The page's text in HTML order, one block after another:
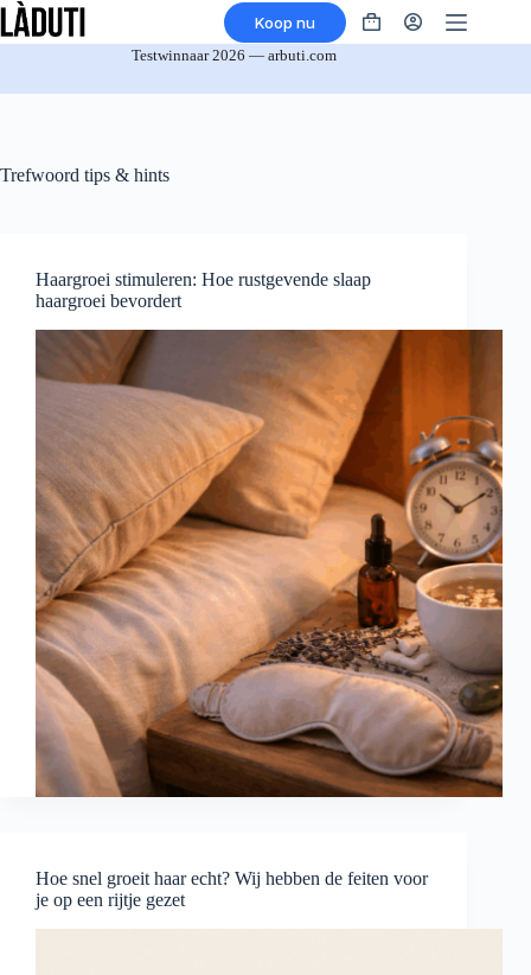
Overslaan
naar
Koop nu Winkelmandje
Testwinnaar 2026 — arbuti.com
Trefwoord tips & hints
Haargroei stimuleren: Hoe rustgevende slaap
haargroei bevordert
Hoe snel groeit haar echt? Wij hebben de feiten voor
je op een rijtje gezet